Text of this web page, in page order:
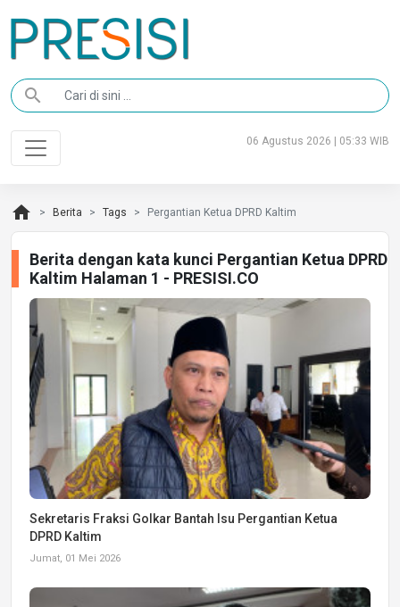
search
06 Agustus 2026 | 05:33 WIB
home Berita Tags Pergantian Ketua DPRD Kaltim
Berita dengan kata kunci Pergantian Ketua DPRD
Kaltim Halaman 1 - PRESISI.CO
Sekretaris Fraksi Golkar Bantah Isu Pergantian Ketua
DPRD Kaltim
Jumat, 01 Mei 2026